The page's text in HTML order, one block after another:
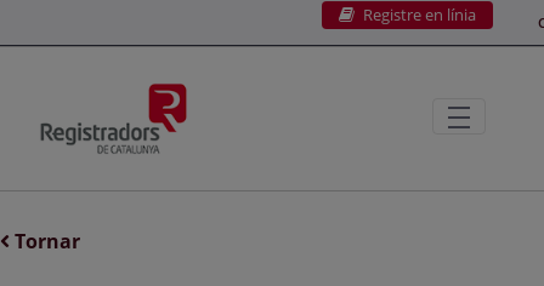
Registre en línia
Tornar